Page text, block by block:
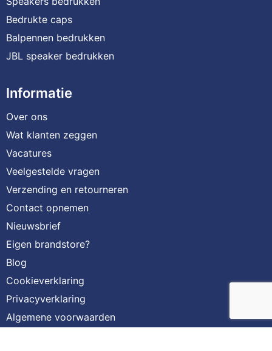
Bedrukte caps
Balpennen bedrukken
JBL speaker bedrukken
Informatie
Over ons
Wat klanten zeggen
Vacatures
Veelgestelde vragen
Verzending en retourneren
Contact opnemen
Nieuwsbrief
Eigen brandstore?
Blog
Cookieverklaring
Privacyverklaring
Algemene voorwaarden